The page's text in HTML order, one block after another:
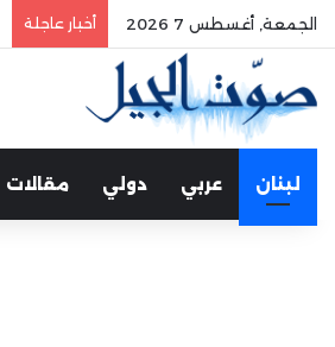
الجمعة, أغسطس 7 2026 أخبار عاجلة
لبنان عربي دولي مقالات